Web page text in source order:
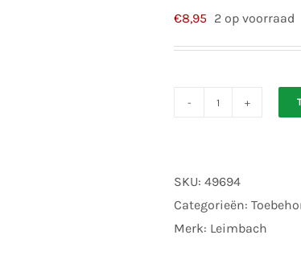
€8,95 2 op voorraad
M3/2
p
s
SKU: 49694
Categorieën:
Merk: Leimbach